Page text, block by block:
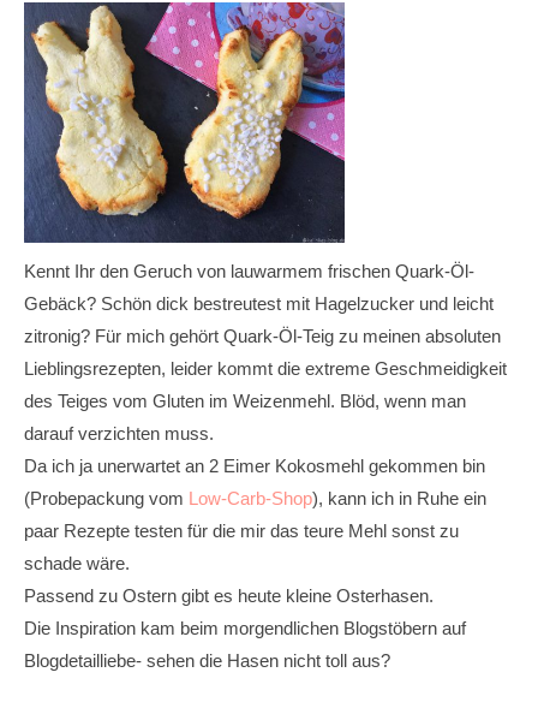
Kennt Ihr den Geruch von lauwarmem frischen Quark-Öl-
Gebäck? Schön dick bestreutest mit Hagelzucker und leicht
zitronig? Für mich gehört Quark-Öl-Teig zu meinen absoluten
Lieblingsrezepten, leider kommt die extreme Geschmeidigkeit
des Teiges vom Gluten im Weizenmehl. Blöd, wenn man
darauf verzichten muss.
Da ich ja unerwartet an 2 Eimer Kokosmehl gekommen bin
(Probepackung vom Low-Carb-Shop), kann ich in Ruhe ein
paar Rezepte testen für die mir das teure Mehl sonst zu
schade wäre.
Passend zu Ostern gibt es heute kleine Osterhasen.
Die Inspiration kam beim morgendlichen Blogstöbern auf
Blogdetailliebe- sehen die Hasen nicht toll aus?